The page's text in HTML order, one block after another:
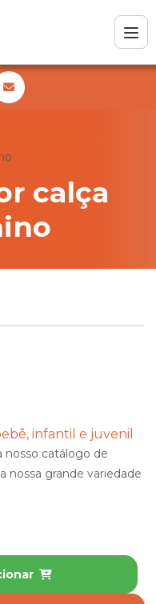
calça
infantil e juvenil
nosso catálogo de
nossa grande variedade